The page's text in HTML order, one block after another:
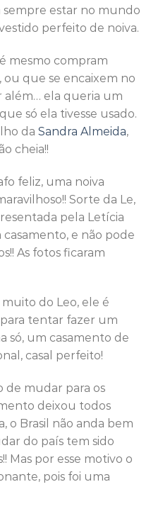
sempre estar no mundo
perfeito de noiva.
mesmo compram
ou que se encaixem no
além… ela queria um
só ela tivesse usado.
da Sandra Almeida,
cheia!!
feliz, uma noiva
Sorte da Le,
pela Letícia
e não pode
As fotos ficaram
do Leo, ele é
tentar fazer um
só, um casamento de
casal perfeito!
de mudar para os
deixou todos
o Brasil não anda bem
do país tem sido
Mas por esse motivo o
pois foi uma